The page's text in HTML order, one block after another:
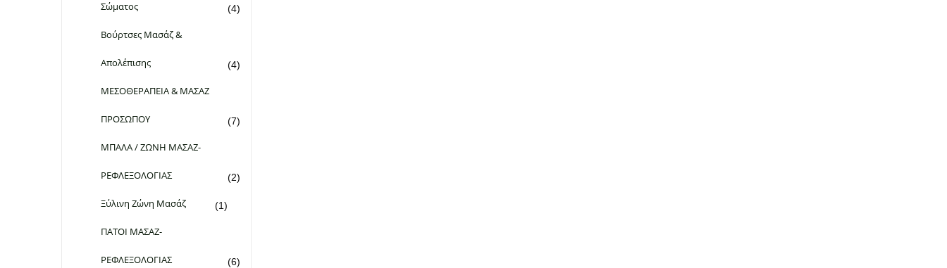
Σώματος (4)
Βούρτσες Μασάζ &
Απολέπισης (4)
ΜΕΣΟΘΕΡΑΠΕΙΑ & ΜΑΣΑΖ
ΠΡΟΣΩΠΟΥ (7)
ΜΠΑΛΑ / ΖΩΝΗ ΜΑΣΑΖ-
ΡΕΦΛΕΞΟΛΟΓΙΑΣ (2)
Ξύλινη Ζώνη Μασάζ (1)
ΠΑΤΟΙ ΜΑΣΑΖ-
ΡΕΦΛΕΞΟΛΟΓΙΑΣ (6)